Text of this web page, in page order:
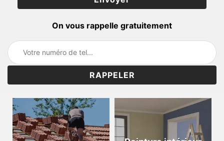
On vous rappelle gratuitement